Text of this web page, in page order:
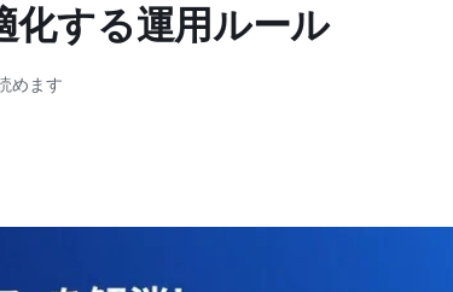
化する運用ルール
めます